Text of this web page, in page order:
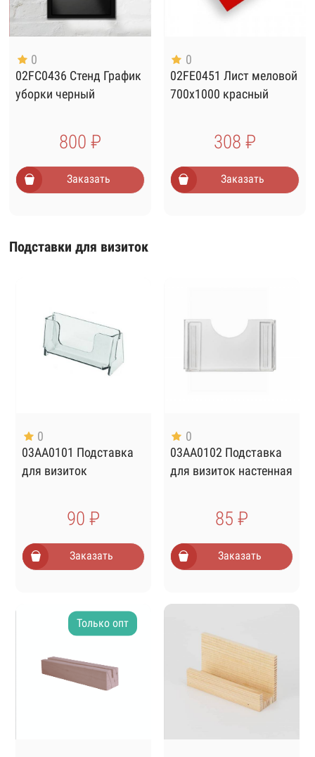
0
02FC0436 Стенд График
уборки черный
800 ₽
Заказать
0
02FE0451 Лист меловой
700х1000 красный
308 ₽
Заказать
Подставки для визиток
0
03AA0101 Подставка
для визиток
90 ₽
Заказать
0
03AA0102 Подставка
для визиток настенная
85 ₽
Заказать
Только опт